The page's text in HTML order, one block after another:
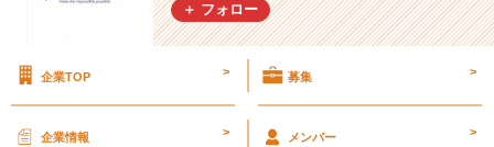
ク
明
＋ フォロー
企業TOP > 募集 >
企業情報 > メンバー >